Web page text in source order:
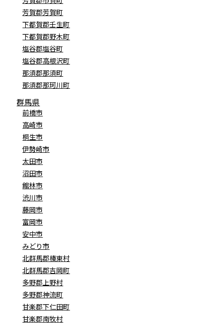
芳賀郡芳賀町
下都賀郡壬生町
下都賀郡野木町
塩谷郡塩谷町
塩谷郡高根沢町
那須郡那須町
那須郡那珂川町
群馬県
前橋市
高崎市
桐生市
伊勢崎市
太田市
沼田市
館林市
渋川市
藤岡市
富岡市
安中市
みどり市
北群馬郡榛東村
北群馬郡吉岡町
多野郡上野村
多野郡神流町
甘楽郡下仁田町
甘楽郡南牧村